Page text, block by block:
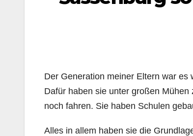
Der Generation meiner Eltern war
Dafür haben sie unter großen
noch fahren. Sie haben Schulen
Alles in allem haben sie die